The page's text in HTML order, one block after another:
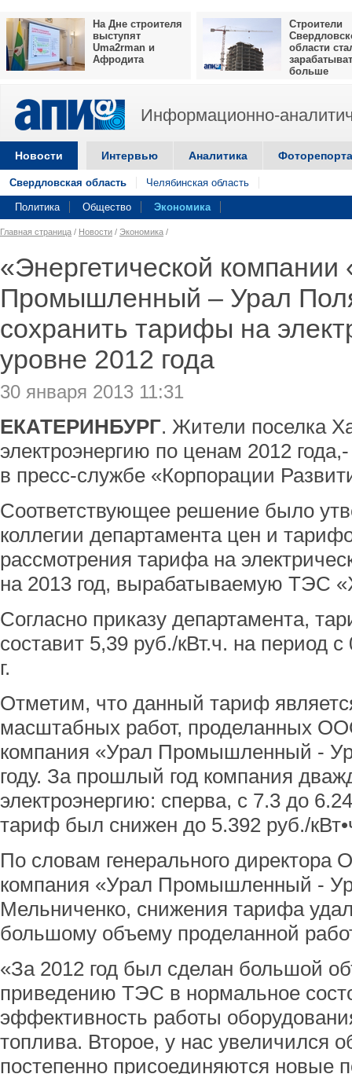
На Дне строителя
выступят
Uma2rman и
Афродита
Строители
области
больше
Информационно-
Новости Интервью Аналитика
Свердловская область Челябинская область
Политика Общество Экономика
Главная страница / Новости / Экономика /
«Энергетической компании
Промышленный – Урал
сохранить тарифы на
уровне 2012 года
30 января 2013 11:31
ЕКАТЕРИНБУРГ. Жители поселка
электроэнергию по ценам 2012
в пресс-службе «Корпорации
Соответствующее решение было
коллегии департамента цен и
рассмотрения тарифа на
на 2013 год, вырабатываемую ТЭС
Согласно приказу департамента,
составит 5,39 руб./кВт.ч. на период
г.
Отметим, что данный тариф
масштабных работ, проделанных
компания «Урал Промышленный -
году. За прошлый год компания
электроэнергию: сперва, с 7.3 до
тариф был снижен до 5.392 руб./
По словам генерального директора
компания «Урал Промышленный -
Мельниченко, снижения тарифа
большому объему проделанной
«За 2012 год был сделан большой
приведению ТЭС в нормальное
эффективность работы
топлива. Второе, у нас увеличился
постепенно присоединяются новые